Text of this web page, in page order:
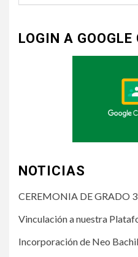
LOGIN A
NOTICIAS
CEREMONIA DE GRADO
Vinculación a nuestra
Incorporación de Neo